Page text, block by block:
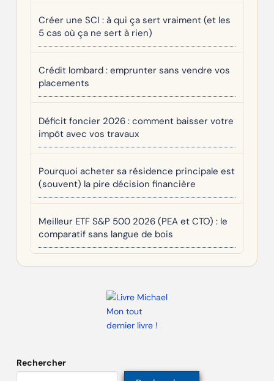
Créer une SCI : à qui ça sert vraiment (et les
5 cas où ça ne sert à rien)
Crédit lombard : emprunter sans vendre vos
placements
Déficit foncier 2026 : comment baisser votre
impôt avec vos travaux
Pourquoi acheter sa résidence principale est
(souvent) la pire décision financière
Meilleur ETF S&P 500 2026 (PEA et CTO) : le
comparatif sans langue de bois
Mon tout
dernier livre !
Rechercher